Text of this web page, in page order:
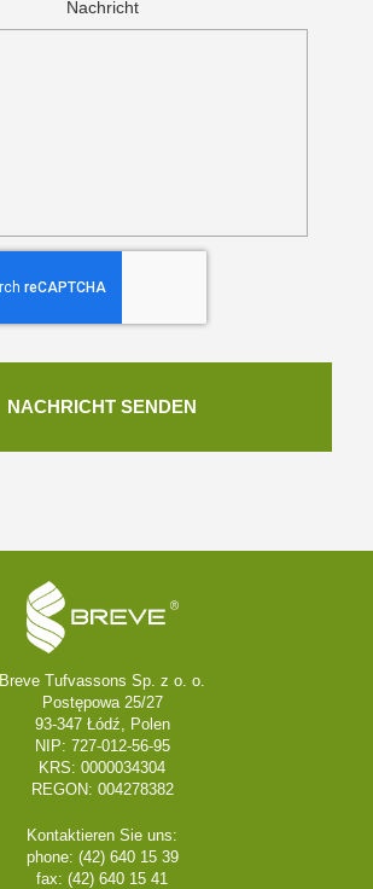
Nachricht
Breve Tufvassons Sp. z o. o.
Postępowa 25/27
93-347 Łódź, Polen
NIP: 727-012-56-95
KRS: 0000034304
REGON: 004278382
Kontaktieren Sie uns:
phone: (42) 640 15 39
fax: (42) 640 15 41